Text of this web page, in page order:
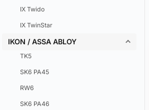
IX Twido
IX TwinStar
IKON / ASSA ABLOY
TK5
SK6 PA45
RW6
SK6 PA46